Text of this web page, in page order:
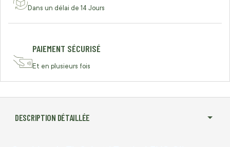
Dans un délai de 14 Jours
PAIEMENT SÉCURISÉ
Et en plusieurs fois
DESCRIPTION DÉTAILLÉE